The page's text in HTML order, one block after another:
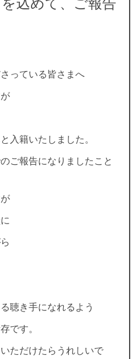
込めて、ご報告
っている皆さまへ
入籍いたしました。
ご報告になりましたこと
聴き手になれるよう
です。
ただけたらうれしいで